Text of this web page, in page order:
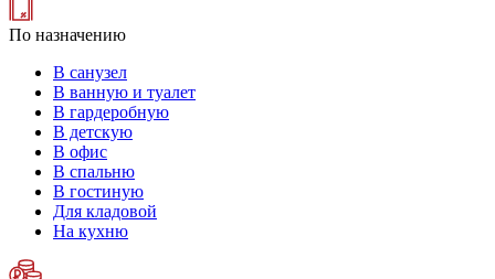
По назначению
В санузел
В ванную и туалет
В гардеробную
В детскую
В офис
В спальню
В гостиную
Для кладовой
На кухню